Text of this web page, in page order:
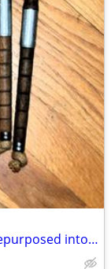
2 Antique Wooden Weaving Spindles repurposed into jump ropes